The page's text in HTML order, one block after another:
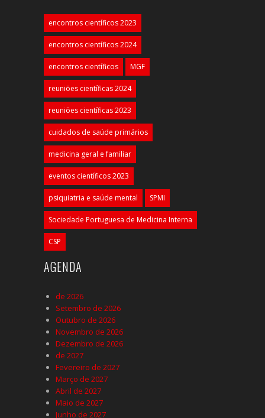
encontros científicos 2023
encontros científicos 2024
encontros científicos MGF
reuniões científicas 2024
reuniões científicas 2023
cuidados de saúde primários
medicina geral e familiar
eventos científicos 2023
psiquiatria e saúde mental SPMI
Sociedade Portuguesa de Medicina Interna
CSP
AGENDA
de 2026
Setembro de 2026
Outubro de 2026
Novembro de 2026
Dezembro de 2026
de 2027
Fevereiro de 2027
Março de 2027
Abril de 2027
Maio de 2027
Junho de 2027